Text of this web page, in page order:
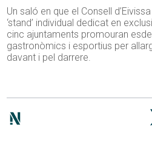
Un saló en que el Consell
‘stand’ individual dedicat en
cinc ajuntaments promouran
gastronòmics i esportius per
davant i pel darrere.